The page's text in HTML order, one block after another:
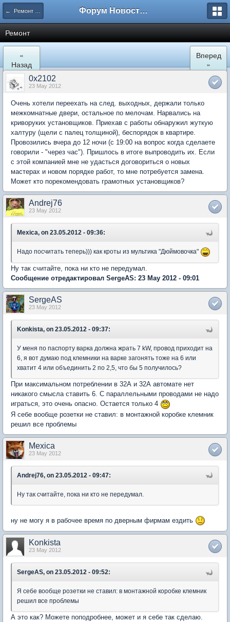
← Ремонт и обустройство Форум Новостройки
Ремонт
«
Назад
Вперед
»
0x2102
23 May 2012
Очень хотели переехать на след. выходных, держали только
межкомнатные двери, остальное по мелочам. Нарвались на
криворуких установщиков. Приехав с работы обнаружил жуткую
халтуру (щели с палец толщиной), беспорядок в квартире.
Провозились вчера до 12 ночи (с 19:00 на вопрос когда сделаете
говорили - "через час"). Пришлось в итоге выпроводить их. Если
с этой компанией мне не удасться договориться о новых
мастерах и новом порядке работ, то мне потребуется замена.
Может кто порекомендовать грамотных установщиков?
Andrej76
23 May 2012
Mexica, on 23.05.2012 - 09:36:
Надо посчитать теперь))) как кроты из мультика "Дюймовочка"
Ну так считайте, пока ни кто не передумал.
Сообщение отредактировал SergeAS: 23 May 2012 - 09:01
SergeAS
23 May 2012
Konkista, on 23.05.2012 - 09:37:
У меня по паспорту варка должна жрать 7 kW, провод приходит на
6, я вот думаю под клемники на варке загонять тоже на 6 или
хватит 4 или объединить 2 по 2,5, что бы 5 получилось?
При максимальном потреблении в 32А и 32А автомате нет
никакого смысла ставить 6. С параллельными проводами не надо
играться, это очень опасно. Остается только 4
Я себе вообще розетки не ставил: в монтажной коробке клемник
решил все проблемы
Mexica
23 May 2012
Andrej76, on 23.05.2012 - 09:47:
Ну так считайте, пока ни кто не передумал.
ну не могу я в рабочее время по дверным фирмам ездить
Konkista
23 May 2012
SergeAS, on 23.05.2012 - 09:52:
Я себе вообще розетки не ставил: в монтажной коробке клемник
решил все проблемы
А это как? Можете поподробнее, может и я себе так сделаю.